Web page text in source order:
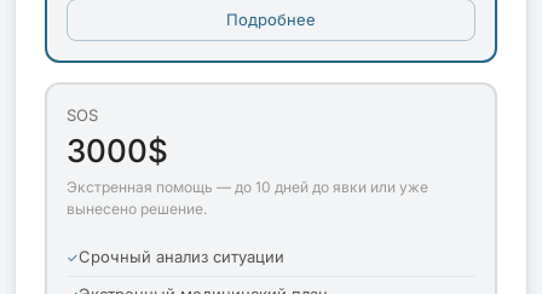
Подробнее
SOS
3000$
Экстренная помощь — до 10 дней до явки или уже
вынесено решение.
Срочный анализ ситуации